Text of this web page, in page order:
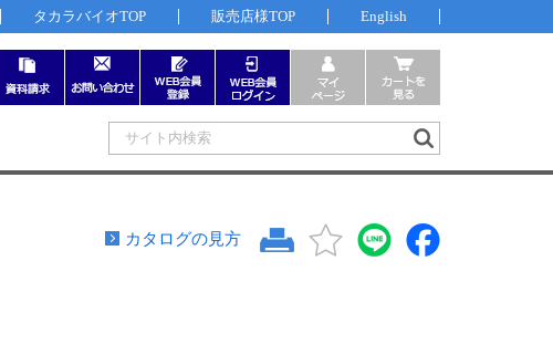
タカラバイオTOP 販売店様TOP English
カタログの見方